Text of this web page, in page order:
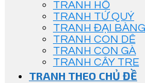
TRANH HỔ
TRANH TỨ QUÝ
TRANH ĐẠI BÀNG
TRANH CON DÊ
TRANH CON GÀ
TRANH CÂY TRE
TRANH THEO CHỦ ĐỀ